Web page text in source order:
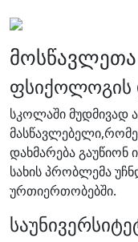
ფსიქოლოგის
სკოლაში მუდმივად
დახმარება გაუწიონ
სახის პრობლემა
ურთიერთობებში.